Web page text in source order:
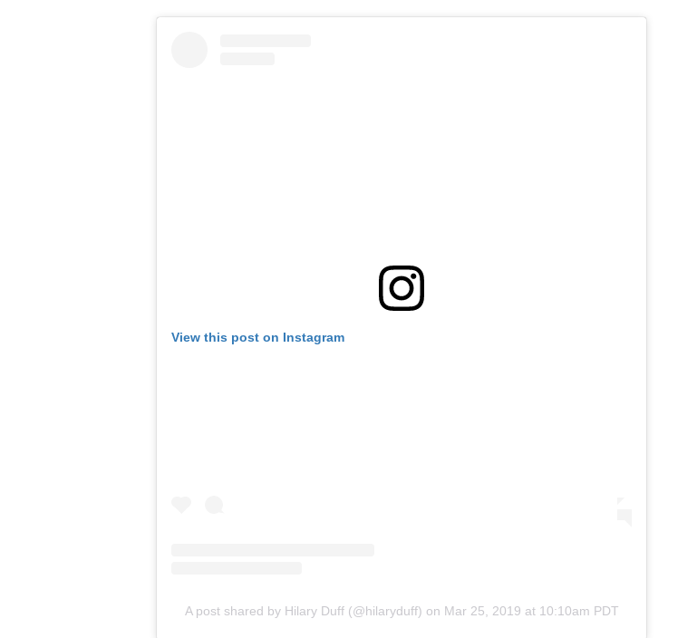
View this post on Instagram
A post shared by Hilary Duff (@hilaryduff) on Mar 25, 2019 at 10:10am PDT